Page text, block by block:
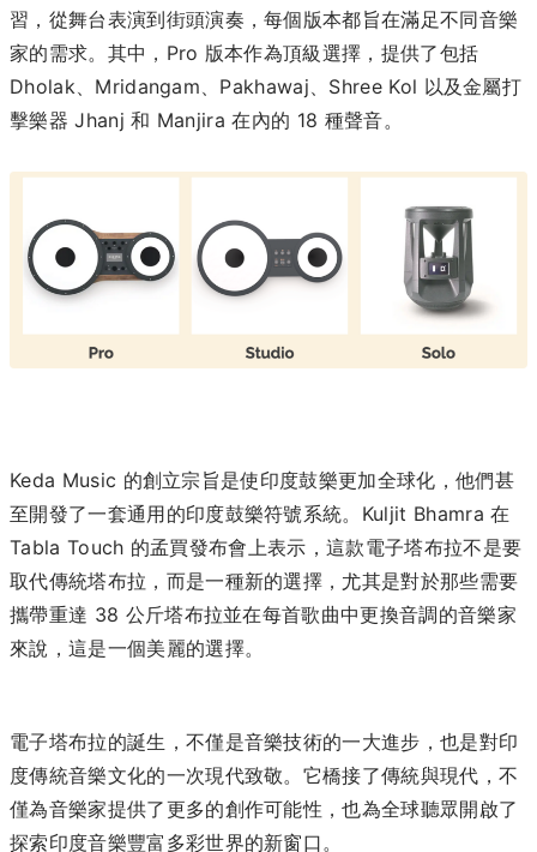
習，從舞台表演到街頭演奏，每個版本都旨在滿足不同音樂
家的需求。其中，Pro 版本作為頂級選擇，提供了包括
Dholak、Mridangam、Pakhawaj、Shree Kol 以及金屬打
擊樂器 Jhanj 和 Manjira 在內的 18 種聲音。
Keda Music 的創立宗旨是使印度鼓樂更加全球化，他們甚
至開發了一套通用的印度鼓樂符號系統。Kuljit Bhamra 在
Tabla Touch 的孟買發布會上表示，這款電子塔布拉不是要
取代傳統塔布拉，而是一種新的選擇，尤其是對於那些需要
攜帶重達 38 公斤塔布拉並在每首歌曲中更換音調的音樂家
來說，這是一個美麗的選擇。
電子塔布拉的誕生，不僅是音樂技術的一大進步，也是對印
度傳統音樂文化的一次現代致敬。它橋接了傳統與現代，不
僅為音樂家提供了更多的創作可能性，也為全球聽眾開啟了
探索印度音樂豐富多彩世界的新窗口。